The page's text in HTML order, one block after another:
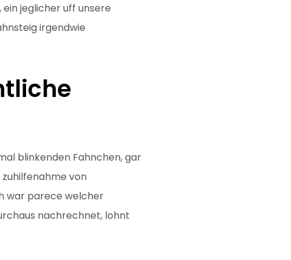
jeglicher uff unsere
irgendwie
blinkenden Fahnchen, gar
von
war parece welcher
nachrechnet, lohnt